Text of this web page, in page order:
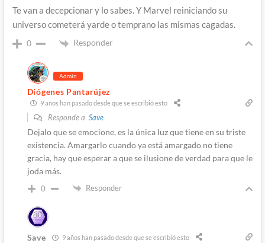
Te van a decepcionar y lo sabes. Y Marvel reiniciando su
universo cometerá yarde o temprano las mismas cagadas.
0 Responder
Admin
Diógenes Pantarújez
9 años han pasado desde que se escribió esto
Responde a Save
Dejalo que se emocione, es la única luz que tiene en su triste
existencia. Amargarlo cuando ya está amargado no tiene
gracia, hay que esperar a que se ilusione de verdad para que le
joda más.
0 Responder
Save 9 años han pasado desde que se escribió esto